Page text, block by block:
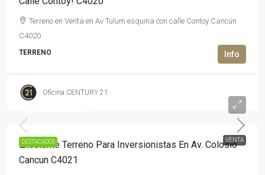
Terreno en Venta en Av Tulum esquina con calle Contoy Cancún
C4020
TERRENO
Oficina CENTURY 21
DESTACADOS VENTA
Excelente Terreno Para Inversionistas En Av. Colosio
Cancun C4021